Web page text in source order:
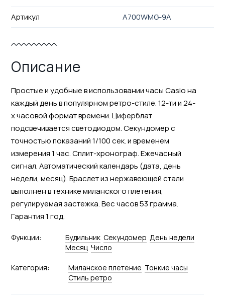
Артикул
A700WMG-9A
Описание
Простые и удобные в использовании часы Casio на
каждый день в популярном ретро-стиле. 12-ти и 24-
х часовой формат времени. Циферблат
подсвечивается светодиодом. Секундомер с
точностью показаний 1/100 сек. и временем
измерения 1 час. Сплит-хронограф. Ежечасный
сигнал. Автоматический календарь (дата, день
недели, месяц). Браслет из нержавеющей стали
выполнен в технике миланского плетения,
регулируемая застежка. Вес часов 53 грамма.
Гарантия 1 год.
Функции: Будильник Секундомер День недели
Месяц Число
Категория: Миланское плетение Тонкие часы
Стиль ретро